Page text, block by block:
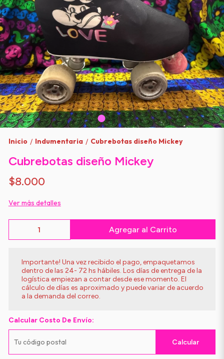
Inicio / Indumentaria / Cubrebotas diseño Mickey
Cubrebotas diseño Mickey
$8.000
Ver más detalles
Agregar al Carrito
Importante! Una vez recibido el pago, empaquetamos
dentro de las 24- 72 hs hábiles. Los días de entrega de la
logística empiezan a contar desde ese momento. El
cálculo de días es aproximado y puede variar de acuerdo
a la demanda del correo.
Calcular Costo De Envío:
Calcular